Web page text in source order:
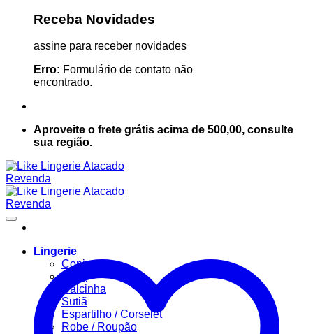
Receba Novidades
assine para receber novidades
Erro: Formulário de contato não
encontrado.
Aproveite o frete grátis acima de 500,00, consulte
sua região.
Lingerie
Conjuntos
Body
Calcinha
Sutiã
Espartilho / Corselet
Robe / Roupão